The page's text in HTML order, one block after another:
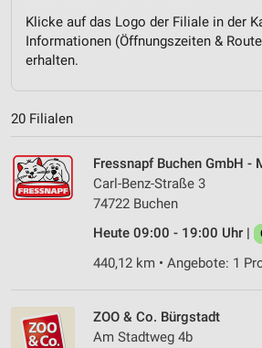
Klicke auf das Logo der Filiale in der
Informationen (Öffnungszeiten &
erhalten.
20 Filialen
Fressnapf Buchen GmbH -
Carl-Benz-Straße 3
74722 Buchen
Heute 09:00 - 19:00 Uhr |
440,12 km • Angebote: 1
ZOO & Co. Bürgstadt
Am Stadtweg 4b